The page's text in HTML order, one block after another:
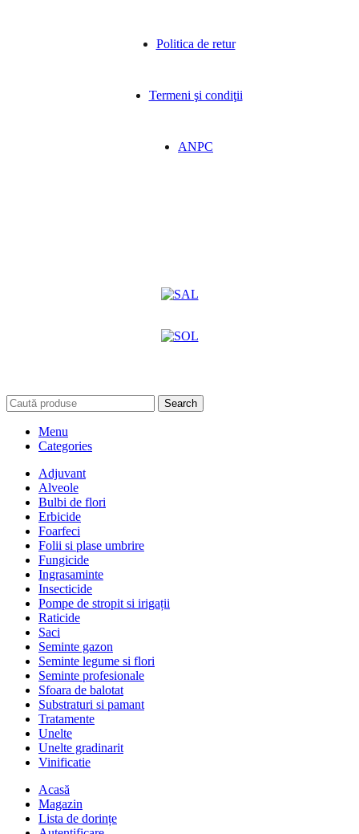
Politica de retur
Termeni şi condiţii
ANPC
Search
Menu
Categories
Adjuvant
Alveole
Bulbi de flori
Erbicide
Foarfeci
Folii si plase umbrire
Fungicide
Ingrasaminte
Insecticide
Pompe de stropit si irigații
Raticide
Saci
Seminte gazon
Seminte legume si flori
Seminte profesionale
Sfoara de balotat
Substraturi si pamant
Tratamente
Unelte
Unelte gradinarit
Vinificatie
Acasă
Magazin
Lista de dorințe